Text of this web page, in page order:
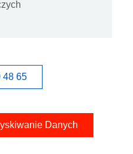
48 65
Danych